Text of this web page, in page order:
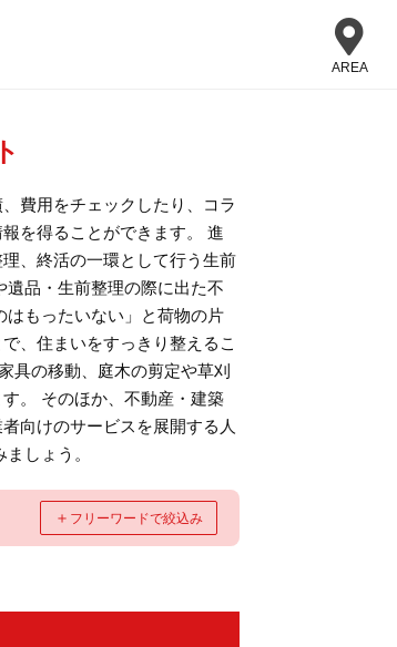
AREA
費用をチェックしたり、コラ
を得ることができます。 進
、終活の一環として行う生前
品・生前整理の際に出た不
はもったいない」と荷物の片
、住まいをすっきり整えるこ
具の移動、庭木の剪定や草刈
。 そのほか、不動産・建築
向けのサービスを展開する人
しょう。
＋ フリーワードで絞込み